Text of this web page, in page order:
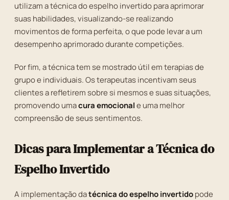
utilizam a técnica do espelho invertido para aprimorar
suas habilidades, visualizando-se realizando
movimentos de forma perfeita, o que pode levar a um
desempenho aprimorado durante competições.
Por fim, a técnica tem se mostrado útil em terapias de
grupo e individuais. Os terapeutas incentivam seus
clientes a refletirem sobre si mesmos e suas situações,
promovendo umacura emocionale uma melhor
compreensão de seus sentimentos.
Dicas para Implementar a Técnica do
Espelho Invertido
A implementação datécnica do espelho invertidopode